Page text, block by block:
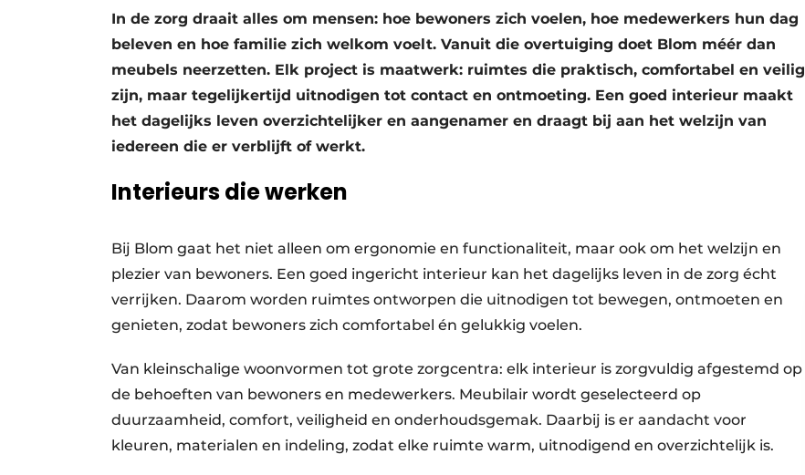
Video’s
In de zorg draait alles om mensen: hoe bewoners zich voelen, hoe medewerkers hun dag
beleven en hoe familie zich welkom voelt. Vanuit die overtuiging doet Blom méér dan
meubels neerzetten. Elk project is maatwerk: ruimtes die praktisch, comfortabel en veilig
zijn, maar tegelijkertijd uitnodigen tot contact en ontmoeting. Een goed interieur maakt
het dagelijks leven overzichtelijker en aangenamer en draagt bij aan het welzijn van
iedereen die er verblijft of werkt.
Interieurs die werken
Bij Blom gaat het niet alleen om ergonomie en functionaliteit, maar ook om het welzijn en
plezier van bewoners. Een goed ingericht interieur kan het dagelijks leven in de zorg écht
verrijken. Daarom worden ruimtes ontworpen die uitnodigen tot bewegen, ontmoeten en
genieten, zodat bewoners zich comfortabel én gelukkig voelen.
Van kleinschalige woonvormen tot grote zorgcentra: elk interieur is zorgvuldig afgestemd op
de behoeften van bewoners en medewerkers. Meubilair wordt geselecteerd op
duurzaamheid, comfort, veiligheid en onderhoudsgemak. Daarbij is er aandacht voor
kleuren, materialen en indeling, zodat elke ruimte warm, uitnodigend en overzichtelijk is.